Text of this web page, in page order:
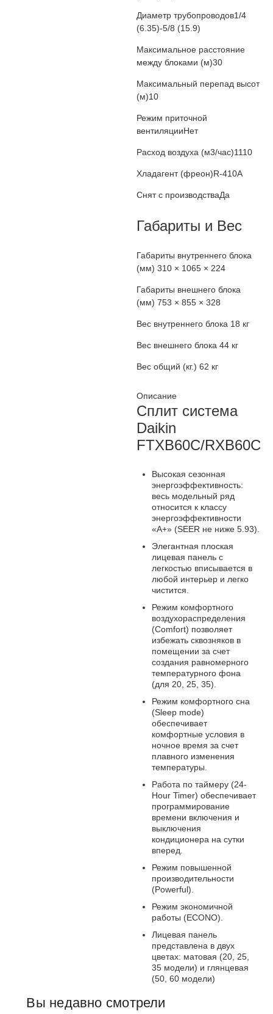
Диаметр трубопроводов1/4
(6.35)-5/8 (15.9)
Максимальное расстояние
между блоками (м)30
Максимальный перепад высот
(м)10
Режим приточной
вентиляцииНет
Расход воздуха (м3/час)1110
Хладагент (фреон)R-410A
Снят с производстваДа
Габариты и Вес
Габариты внутреннего блока
(мм) 310 × 1065 × 224
Габариты внешнего блока
(мм) 753 × 855 × 328
Вес внутреннего блока 18 кг
Вес внешнего блока 44 кг
Вес общий (кг.) 62 кг
Описание
Сплит система
Daikin
FTXB60C/RXB60C
Высокая сезонная
энергоэффективность:
весь модельный ряд
относится к классу
энергоэффективности
«А+» (SEER не ниже 5.93).
Элегантная плоская
лицевая панель с
легкостью вписывается в
любой интерьер и легко
чистится.
Режим комфортного
воздухораспределения
(Comfort) позволяет
избежать сквозняков в
помещении за счет
создания равномерного
температурного фона
(для 20, 25, 35).
Режим комфортного сна
(Sleep mode)
обеспечивает
комфортные условия в
ночное время за счет
плавного изменения
температуры.
Работа по таймеру (24-
Hour Timer) обеспечивает
программирование
времени включения и
выключения
кондиционера на сутки
вперед.
Режим повышенной
производительности
(Powerful).
Режим экономичной
работы (ECONO).
Лицевая панель
представлена в двух
цветах: матовая (20, 25,
35 модели) и глянцевая
(50, 60 модели)
Вы недавно смотрели